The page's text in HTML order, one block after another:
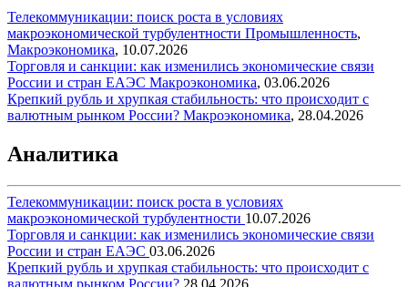
Телекоммуникации: поиск роста в условиях
макроэкономической турбулентности Промышленность,
Макроэкономика, 10.07.2026
Торговля и санкции: как изменились экономические связи
России и стран ЕАЭС Макроэкономика, 03.06.2026
Крепкий рубль и хрупкая стабильность: что происходит с
валютным рынком России? Макроэкономика, 28.04.2026
Аналитика
Телекоммуникации: поиск роста в условиях
макроэкономической турбулентности 10.07.2026
Торговля и санкции: как изменились экономические связи
России и стран ЕАЭС 03.06.2026
Крепкий рубль и хрупкая стабильность: что происходит с
валютным рынком России? 28.04.2026